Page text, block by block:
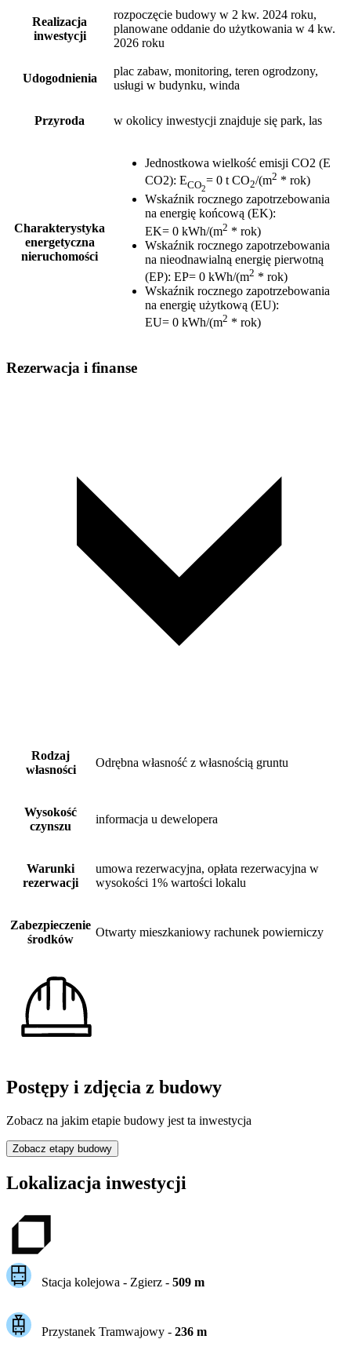
Realizacja
inwestycji
rozpoczęcie budowy w 2 kw. 2024 roku,
planowane oddanie do użytkowania w 4 kw.
2026 roku
Udogodnienia
plac zabaw, monitoring, teren ogrodzony,
usługi w budynku, winda
Przyroda w okolicy inwestycji znajduje się park, las
Charakterystyka
energetyczna
nieruchomości
Jednostkowa wielkość emisji CO2 (E
CO2): ECO2
= 0 t CO2/(m2 * rok)
Wskaźnik rocznego zapotrzebowania
na energię końcową (EK):
EK= 0 kWh/(m2 * rok)
Wskaźnik rocznego zapotrzebowania
na nieodnawialną energię pierwotną
(EP): EP= 0 kWh/(m2 * rok)
Wskaźnik rocznego zapotrzebowania
na energię użytkową (EU):
EU= 0 kWh/(m2 * rok)
Rezerwacja i finanse
Rodzaj
własności
Odrębna własność z własnością gruntu
Wysokość
czynszu
informacja u dewelopera
Warunki
rezerwacji
umowa rezerwacyjna, opłata rezerwacyjna w
wysokości 1% wartości lokalu
Zabezpieczenie
środków
Otwarty mieszkaniowy rachunek powierniczy
Postępy i zdjęcia z budowy
Zobacz na jakim etapie budowy jest ta inwestycja
Zobacz etapy budowy
Lokalizacja inwestycji
Stacja kolejowa - Zgierz- 509m
Przystanek Tramwajowy - 236m